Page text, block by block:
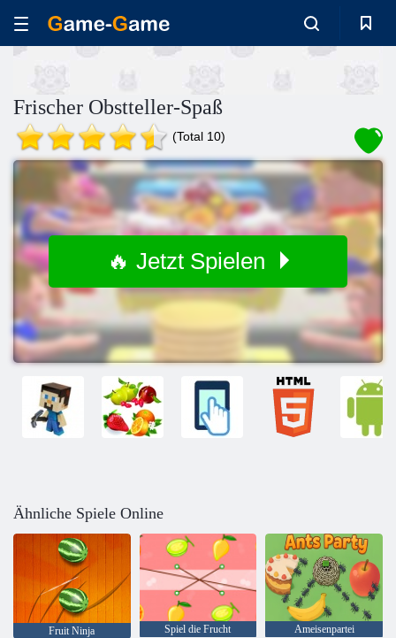
Frischer Obstteller-Spaß
(Total 10)
🔥 Jetzt Spielen
Ähnliche Spiele Online
Fruit Ninja Spiel die Frucht Ameisenpartei